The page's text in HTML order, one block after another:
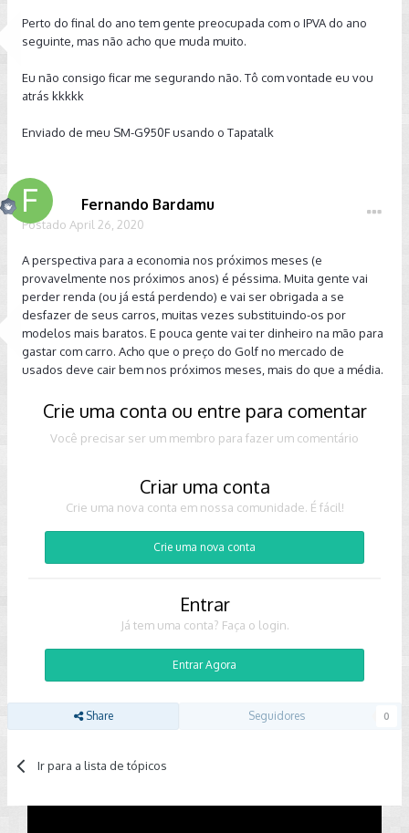
Perto do final do ano tem gente preocupada com o IPVA do ano
seguinte, mas não acho que muda muito.
Eu não consigo ficar me segurando não. Tô com vontade eu vou
atrás kkkkk
Enviado de meu SM-G950F usando o Tapatalk
Fernando Bardamu
Postado April 26, 2020
A perspectiva para a economia nos próximos meses (e
provavelmente nos próximos anos) é péssima. Muita gente vai
perder renda (ou já está perdendo) e vai ser obrigada a se
desfazer de seus carros, muitas vezes substituindo-os por
modelos mais baratos. E pouca gente vai ter dinheiro na mão para
gastar com carro. Acho que o preço do Golf no mercado de
usados deve cair bem nos próximos meses, mais do que a média.
Crie uma conta ou entre para comentar
Você precisar ser um membro para fazer um comentário
Criar uma conta
Crie uma nova conta em nossa comunidade. É fácil!
Crie uma nova conta
Entrar
Já tem uma conta? Faça o login.
Entrar Agora
Share Seguidores 0
Ir para a lista de tópicos